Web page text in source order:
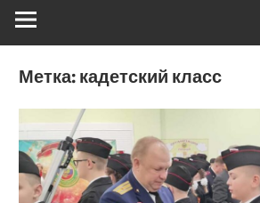
Метка: кадетский класс